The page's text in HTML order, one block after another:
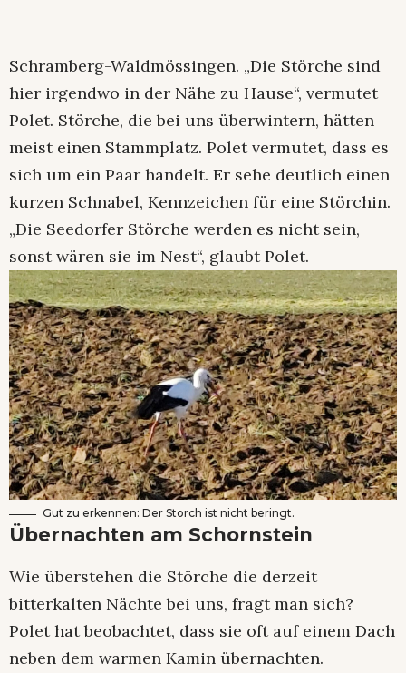
Schramberg-Waldmössingen. „Die Störche sind
hier irgendwo in der Nähe zu Hause“, vermutet
Polet. Störche, die bei uns überwintern, hätten
meist einen Stammplatz. Polet vermutet, dass es
sich um ein Paar handelt. Er sehe deutlich einen
kurzen Schnabel, Kennzeichen für eine Störchin.
„Die Seedorfer Störche werden es nicht sein,
sonst wären sie im Nest“, glaubt Polet.
Gut zu erkennen: Der Storch ist nicht beringt.
Übernachten am Schornstein
Wie überstehen die Störche die derzeit
bitterkalten Nächte bei uns, fragt man sich?
Polet hat beobachtet, dass sie oft auf einem Dach
neben dem warmen Kamin übernachten.